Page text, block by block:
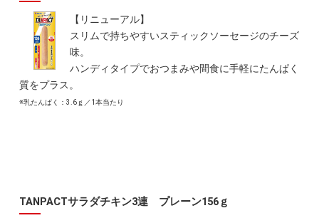
【リニューアル】
スリムで持ちやすいスティックソーセージのチーズ
味。
ハンディタイプでおつまみや間食に手軽にたんぱく
質をプラス。
※乳たんぱく：3.6ｇ／1本当たり
TANPACTサラダチキン3連 プレーン156ｇ